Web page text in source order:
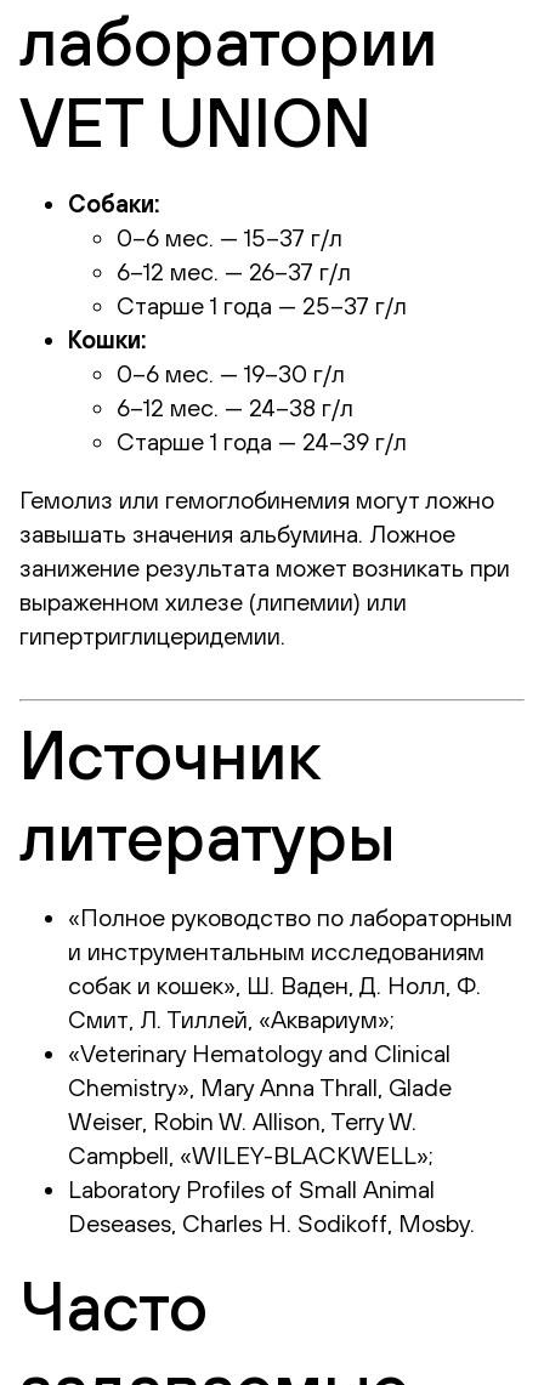
лаборатории
VET UNION
Собаки:
0–6 мес. — 15–37 г/л
6–12 мес. — 26–37 г/л
Старше 1 года — 25–37 г/л
Кошки:
0–6 мес. — 19–30 г/л
6–12 мес. — 24–38 г/л
Старше 1 года — 24–39 г/л
Гемолиз или гемоглобинемия могут ложно
завышать значения альбумина. Ложное
занижение результата может возникать при
выраженном хилезе (липемии) или
гипертриглицеридемии.
Источник
литературы
«Полное руководство по лабораторным
и инструментальным исследованиям
собак и кошек», Ш. Ваден, Д. Нолл, Ф.
Смит, Л. Тиллей, «Аквариум»;
«Veterinary Hematology and Clinical
Chemistry», Mary Anna Thrall, Glade
Weiser, Robin W. Allison, Terry W.
Campbell, «WILEY-BLACKWELL»;
Laboratory Profiles of Small Animal
Deseases, Charles H. Sodikoff, Mosby.
Часто